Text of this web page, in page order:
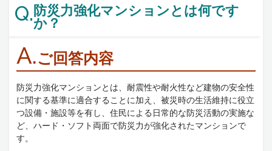
Q.防災力強化マンションとは何です
か？
A.ご回答内容
防災力強化マンションとは、耐震性や耐火性など建物の安全性
に関する基準に適合することに加え、被災時の生活維持に役立
つ設備・施設等を有し、住民による日常的な防災活動の実施な
ど、ハード・ソフト両面で防災力が強化されたマンションで
す。